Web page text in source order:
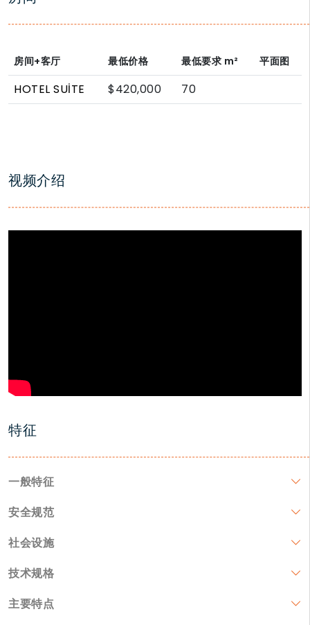
房间+客厅 最低价格 最低要求 m² 平面图
HOTEL SUİTE $420,000 70
视频介绍
特征
一般特征
安全规范
社会设施
技术规格
主要特点